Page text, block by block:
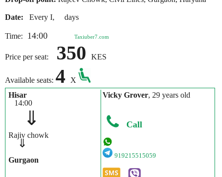
Date: Every I, days
Time: 14:00 Taxiuber7.com
Price per seat: 350 KES
Available seats: 4
X
Hisar
14:00
⇓
Rajiv chowk
⇓
Gurgaon
Vicky Grover, 29 years old
Call
919215515059